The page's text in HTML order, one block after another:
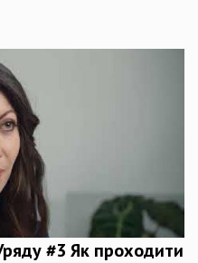
#3 Як проходити